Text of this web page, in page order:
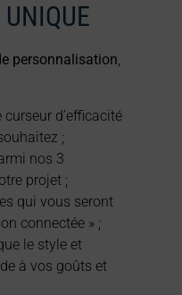
personnalisation,
curseur d’efficacité
;
nos 3
projet ;
qui vous seront
connectée » ;
le style et
à vos goûts et